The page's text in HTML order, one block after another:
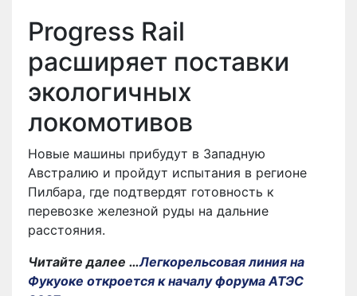
Progress Rail
расширяет поставки
экологичных
локомотивов
Новые машины прибудут в Западную
Австралию и пройдут испытания в регионе
Пилбара, где подтвердят готовность к
перевозке железной руды на дальние
расстояния.
Читайте далее …Легкорельсовая линия на
Фукуоке откроется к началу форума АТЭС